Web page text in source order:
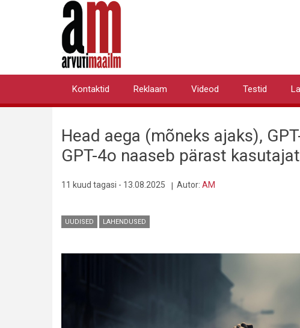
Primary
Kontaktid Reklaam Videod Testid
Head aega (mõneks ajaks),
GPT-4o naaseb pärast
11 kuud tagasi - 13.08.2025 Autor: AM
UUDISED LAHENDUSED